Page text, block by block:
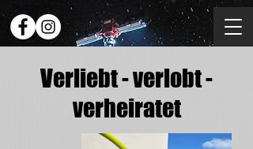
Verliebt - verlobt -
verheiratet